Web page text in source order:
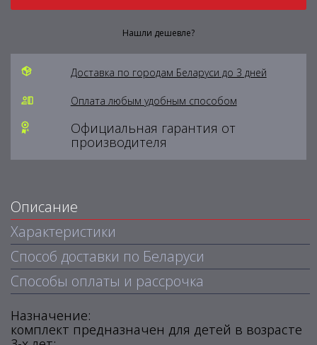
Нашли дешевле?
Доставка по городам Беларуси до 3 дней
Оплата любым удобным способом
Официальная гарантия от
производителя
Описание
Характеристики
Способ доставки по Беларуси
Способы оплаты и рассрочка
Назначение:
комплект предназначен для детей в возрасте